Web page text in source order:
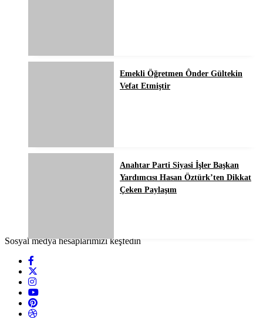
Emekli Öğretmen Ônder Gültekin
Vefat Etmiştir
Anahtar Parti Siyasi İşler Başkan
Yardımcısı Hasan Öztürk’ten Dikkat
Çeken Paylaşım
Sosyal medya hesaplarımızı keşfedin